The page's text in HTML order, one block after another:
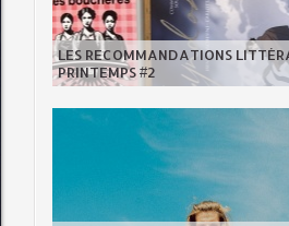
LES RECOMMANDATIONS
PRINTEMPS #2